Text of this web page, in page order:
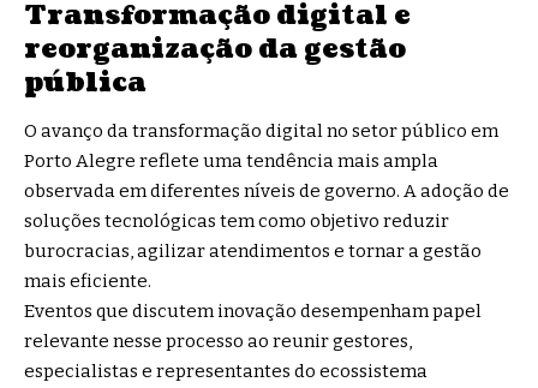
Transformação digital e
reorganização da gestão
pública
O avanço da transformação digital no setor público em
Porto Alegre reflete uma tendência mais ampla
observada em diferentes níveis de governo. A adoção de
soluções tecnológicas tem como objetivo reduzir
burocracias, agilizar atendimentos e tornar a gestão
mais eficiente.
Eventos que discutem inovação desempenham papel
relevante nesse processo ao reunir gestores,
especialistas e representantes do ecossistema